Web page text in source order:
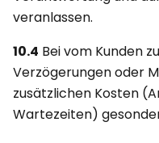
veranlassen.
10.4 Bei vom Kunden
Verzögerungen oder
zusätzlichen Kosten
Wartezeiten)